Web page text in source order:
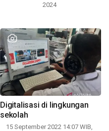
2024
Digitalisasi di lingkungan
sekolah
15 September 2022 14:07 WIB,